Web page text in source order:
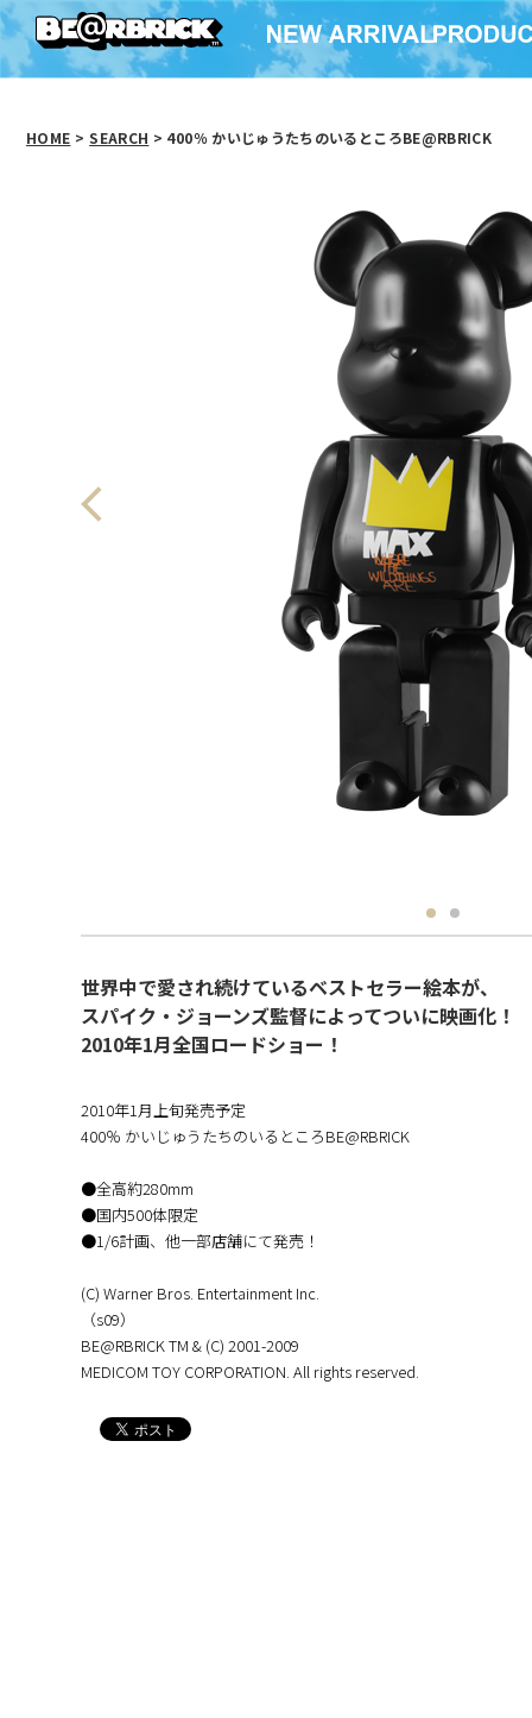
HOME > SEARCH > 400％ かいじゅうたちのいるところBE@RBRICK
世界中で愛され続けているベストセラー絵本が、
スパイク・ジョーンズ監督によってついに映画化！
2010年1月全国ロードショー！
2010年1月上旬発売予定
400％ かいじゅうたちのいるところBE@RBRICK
●全高約280mm
●国内500体限定
●1/6計画、他一部店舗にて発売！
(C) Warner Bros. Entertainment Inc.
（s09）
BE@RBRICK TM & (C) 2001-2009
MEDICOM TOY CORPORATION. All rights reserved.